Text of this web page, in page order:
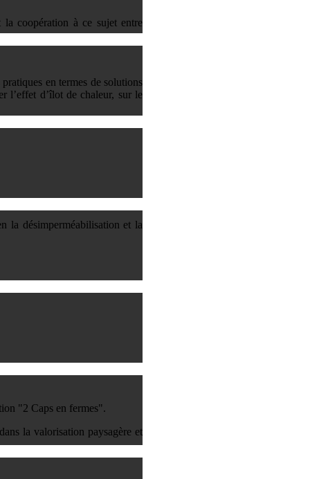
la coopération à ce sujet entre
en termes de solutions
l’effet d’îlot de chaleur, sur le
la désimperméabilisation et la
"2 Caps en fermes".
la valorisation paysagère et